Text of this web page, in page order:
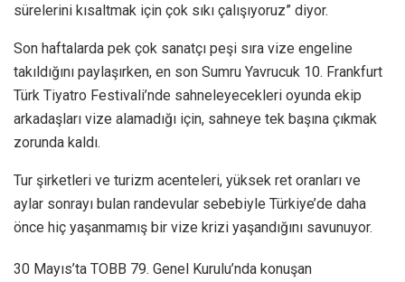
sürelerini kısaltmak için çok sıkı çalışıyoruz” diyor.
Son haftalarda pek çok sanatçı peşi sıra vize engeline
takıldığını paylaşırken, en son Sumru Yavrucuk 10. Frankfurt
Türk Tiyatro Festivali’nde sahneleyecekleri oyunda ekip
arkadaşları vize alamadığı için, sahneye tek başına çıkmak
zorunda kaldı.
Tur şirketleri ve turizm acenteleri, yüksek ret oranları ve
aylar sonrayı bulan randevular sebebiyle Türkiye’de daha
önce hiç yaşanmamış bir vize krizi yaşandığını savunuyor.
30 Mayıs’ta TOBB 79. Genel Kurulu’nda konuşan